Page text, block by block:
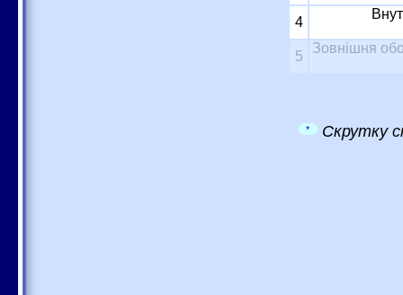
4
5
Зовнішня
* Скрутку